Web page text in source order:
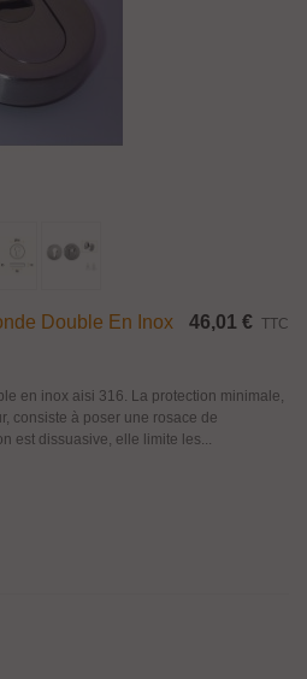
Double En Inox
46,01 € TTC
en inox aisi 316. La protection minimale,
consiste à poser une rosace de
est dissuasive, elle limite les...